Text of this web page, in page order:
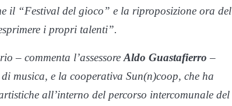
il “Festival del gioco” e la riproposizione ora del
i propri talenti”.
– commenta l’assessore Aldo Guastafierro –
musica, e la cooperativa Sun(n)coop, che ha
all’interno del percorso intercomunale del